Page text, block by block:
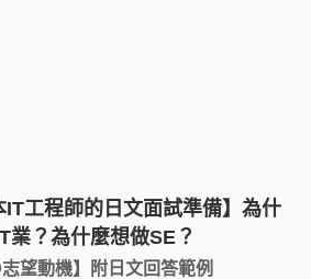
IT工程師的日文面試準備】為什
業？為什麼想做SE？
志望動機】附日文回答範例